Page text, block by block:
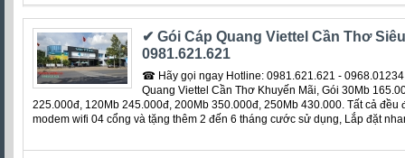
✔ Gói Cáp Quang Viettel Cần Thơ
0981.621.621
☎ Hãy gọi ngay Hotline: 0981.621.621 -
Quang Viettel Cần Thơ Khuyến Mãi, Gói 30Mb
225.000đ, 120Mb 245.000đ, 200Mb 350.000đ, 250Mb 430.000. Tất cả
modem wifi 04 cổng và tặng thêm 2 đến 6 tháng cước sử dụng, Lắp đặt